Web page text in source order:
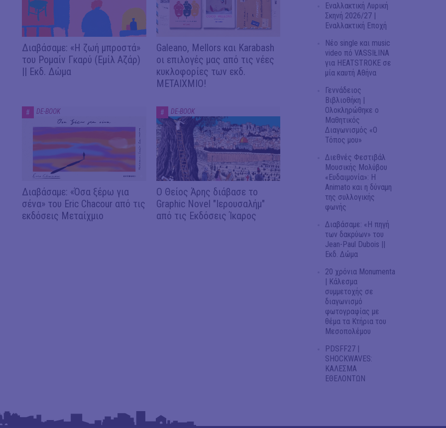
Διαβάσαμε: «Η ζωή μπροστά»
του Ρομαίν Γκαρύ (Εμίλ Αζάρ)
|| Εκδ. Δώμα
Galeano, Mellors και Karabash
οι επιλογές μας από τις νέες
κυκλοφορίες των εκδ.
ΜΕΤΑΙΧΜΙΟ!
# DE-BOOK
Διαβάσαμε: «Όσα ξέρω για
σένα» του Eric Chacour από τις
εκδόσεις Μεταίχμιο
# DE-BOOK
Ο Θείος Άρης διάβασε το
Graphic Novel "Ιερουσαλήμ"
από τις Εκδόσεις Ίκαρος
Εναλλακτική Λυρική
Σκηνή 2026/27 |
Εναλλακτική Εποχή
Νέο single και music
video πό VASSIŁINA
για HEATSTROKE σε
μία καυτή Αθήνα
Γεννάδειος
Βιβλιοθήκη |
Ολοκληρώθηκε ο
Μαθητικός
Διαγωνισμός «Ο
Τόπος μου»
Διεθνές Φεστιβάλ
Μουσικής Μολύβου
«Ευδαιμονία»: Η
Animato και η δύναμη
της συλλογικής
φωνής
Διαβάσαμε: «Η πηγή
των δακρύων» του
Jean-Paul Dubois ||
Εκδ. Δώμα
20 χρόνια Monumenta
| Κάλεσμα
συμμετοχής σε
διαγωνισμό
φωτογραφίας με
θέμα τα Κτήρια του
Μεσοπολέμου
PDSFF27 |
SHOCKWAVES:
ΚΑΛΕΣΜΑ
ΕΘΕΛΟΝΤΩΝ